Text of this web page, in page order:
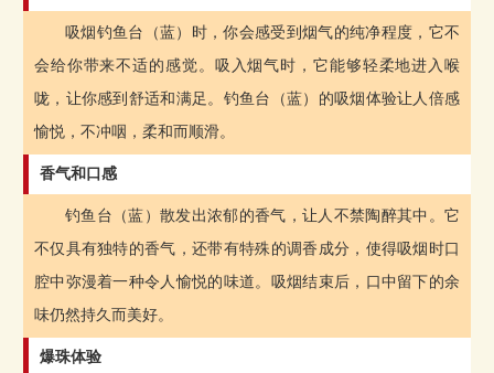
吸烟钓鱼台（蓝）时，你会感受到烟气的纯净程度，它不
会给你带来不适的感觉。吸入烟气时，它能够轻柔地进入喉
咙，让你感到舒适和满足。钓鱼台（蓝）的吸烟体验让人倍感
愉悦，不冲咽，柔和而顺滑。
香气和口感
钓鱼台（蓝）散发出浓郁的香气，让人不禁陶醉其中。它
不仅具有独特的香气，还带有特殊的调香成分，使得吸烟时口
腔中弥漫着一种令人愉悦的味道。吸烟结束后，口中留下的余
味仍然持久而美好。
爆珠体验